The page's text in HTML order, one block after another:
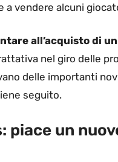
a vendere alcuni
all’acquisto di
nel giro delle
delle importanti
seguito.
piace un